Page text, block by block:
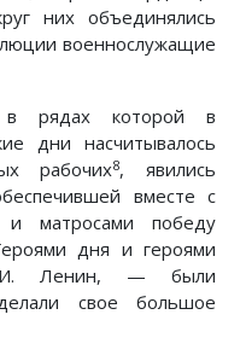
них объединялись
военнослужащие
в рядах которой в
дни насчитывалось
рабочих8, явились
вместе с
и матросами победу
дня и героями
И. Ленин, — были
свое большое